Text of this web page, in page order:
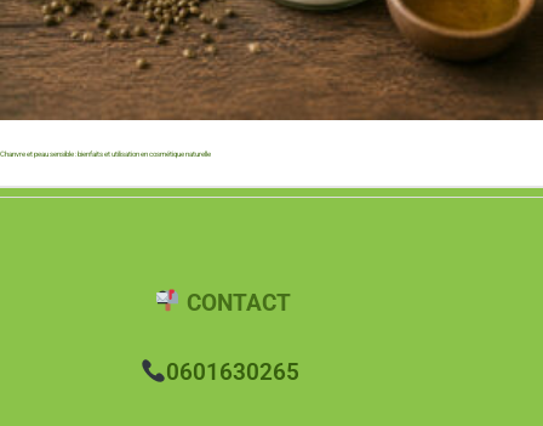
Chanvre et peau sensible : bienfaits et utilisation en cosmétique naturelle
CONTACT
0601630265